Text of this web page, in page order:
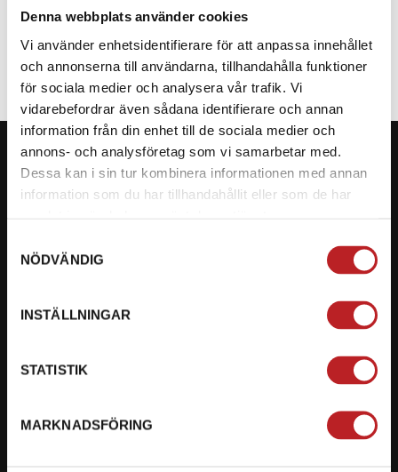
Denna webbplats använder cookies
Vi använder enhetsidentifierare för att anpassa innehållet
och annonserna till användarna, tillhandahålla funktioner
för sociala medier och analysera vår trafik. Vi
vidarebefordrar även sådana identifierare och annan
information från din enhet till de sociala medier och
annons- och analysföretag som vi samarbetar med.
Dessa kan i sin tur kombinera informationen med annan
information som du har tillhandahållit eller som de har
NÖDVÄNDIG
INSTÄLLNINGAR
STATISTIK
MARKNADSFÖRING
(Utgående)
Lägg i varukorg
2-4 dagar lev. tid
Lägg i varukorg
Ångra mitt köp
mail@motorbiten.com